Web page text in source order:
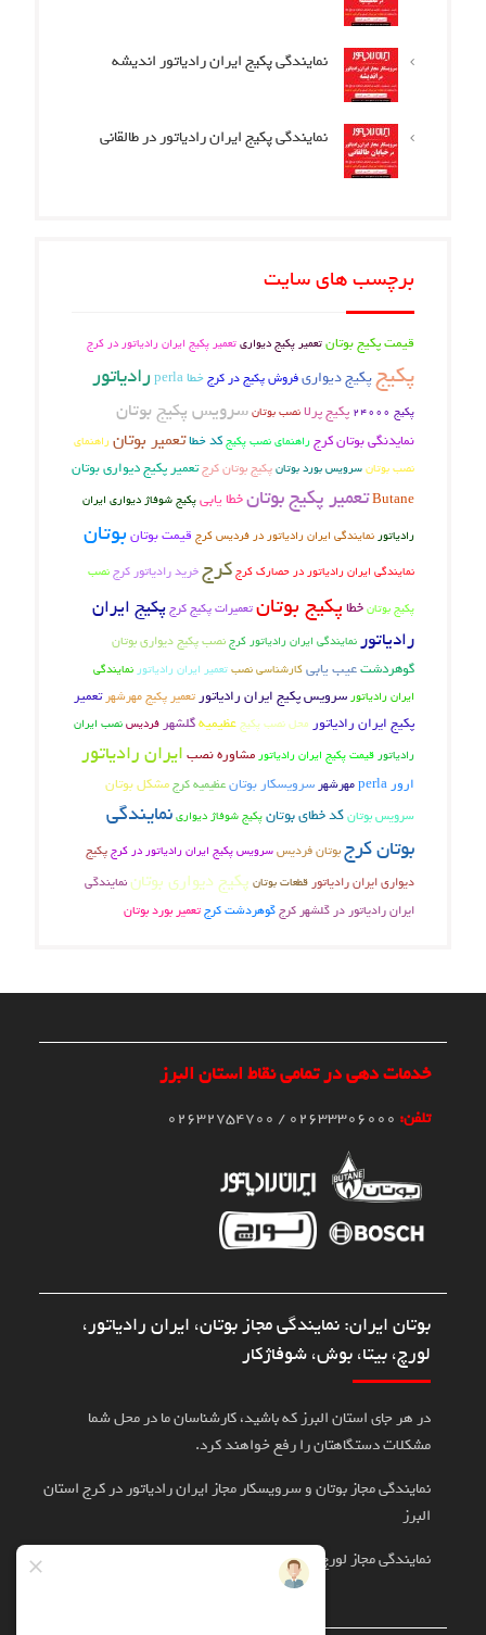
نمایندگی پکیج ایران رادیاتور اندیشه
نمایندگی پکیج ایران رادیاتور در طالقانی
برچسب های سایت
قیمت پکیج بوتانتعمیر پکیج دیواریتعمیر پکیج ایران رادیاتور در کرج
پکیجپکیج دیواریفروش پکیج در کرجخطا perla رادیاتور
پکیج 24000 پکیج پرلانصب بوتانسرویس پکیج بوتان
نمایدنگی بوتان کرجراهنمای نصب پکیجکد خطاتعمیر بوتان راهنمای
نصب بوتان سرویس بورد بوتان پکیج بوتان کرجتعمیر پکیج دیواری بوتان
Butaneتعمیر پکیج بوتانخطا یابیپکیج شوفاژ دیواری ایران
رادیاتورنمایندگی ایران رادیاتور در فردیس کرج قیمت بوتان بوتان
نمایندگی ایران رادیاتور در حصارک کرج کرجخرید رادیاتور کرجنصب
پکیج بوتانخطا پکیج بوتانتعمیرات پکیج کرجپکیج ایران
رادیاتورنمایندگی ایران رادیاتور کرجنصب پکیج دیواری بوتان
گوهردشتعیب یابیکارشناسی نصبتعمیر ایران رادیاتورنمایندگی
ایران رادیاتورسرویس پکیج ایران رادیاتورتعمیر پکیج مهرشهر تعمیر
پکیج ایران رادیاتور محل نصب پکیجعظیمیهگلشهرفردیس نصب ایران
رادیاتور قیمت پکیج ایران رادیاتورمشاوره نصب ایران رادیاتور
ارور perla مهرشهر سرویسکار بوتانعظیمیه کرجمشکل بوتان
سرویس بوتانکد خطای بوتانپکیج شوفاژ دیوارینمایندگی
بوتان کرجبوتان فردیسسرویس پکیج ایران رادیاتور در کرجپکیج
دیواری ایران رادیاتور قطعات بوتان پکیج دیواری بوتاننمایندگی
ایران رادیاتور در گلشهر کرجگوهردشت کرجتعمیر بورد بوتان
خدمات دهی در تمامی نقاط استان البرز
تلفن:
بوتان ایران: نمایندگی مجاز بوتان، ایران رادیاتور،
لورچ، بیتا، بوش، شوفاژکار
در هر جای استان البرز که باشید، کارشناسان ما در محل شما
مشکلات دستگاهتان را رفع خواهند کرد.
نمایندگی مجاز بوتان و سرویسکار مجاز ایران رادیاتور در کرج استان
البرز
نمایندگی مجاز لورچ، بوش، بیتا در کرج